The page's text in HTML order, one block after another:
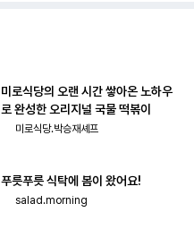
미로식당의 오랜 시간 쌓아온 노하우
로 완성한 오리지널 국물 떡볶이
미로식당.박승재셰프
푸릇푸릇 식탁에 봄이 왔어요!
salad.morning